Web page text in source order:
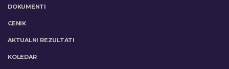
DOKUMENTI
CENIK
AKTUALNI REZULTATI
KOLEDAR